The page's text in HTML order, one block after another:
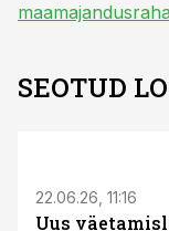
SEOTUD
22.06.26, 11:16
Uus